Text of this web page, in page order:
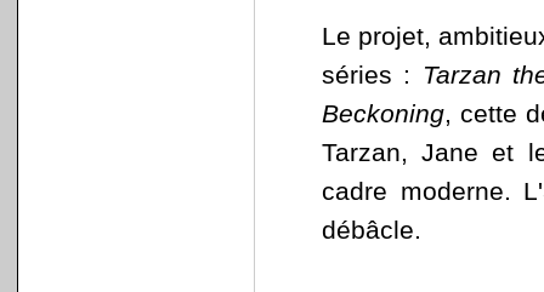
Le projet,
séries : Tarzan
Beckoning, cette
Tarzan, Jane et
cadre moderne.
débâcle.